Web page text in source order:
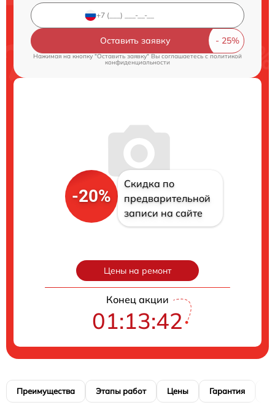
Оставить заявку
Нажимая на кнопку "Оставить заявку" Вы соглашаетесь cполитикой
конфиденциальности
-20%
Скидка по
предварительной
записи на сайте
Цены на ремонт
Конец акции
01:13:41
Преимущества Этапы работ Цены Гарантия